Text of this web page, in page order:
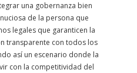
una gobernanza bien
de la persona que
legales que garanticen la
transparente con todos los
así un escenario donde la
con la competitividad del